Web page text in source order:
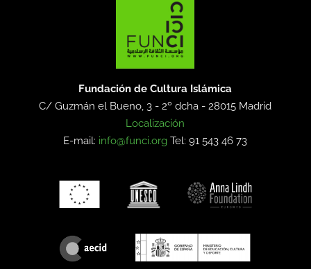
Fundación de Cultura Islámica
C/ Guzmán el Bueno, 3 - 2º dcha -28015 Madrid
Localización
E-mail: info@funci.org Tel: 91 543 46 73